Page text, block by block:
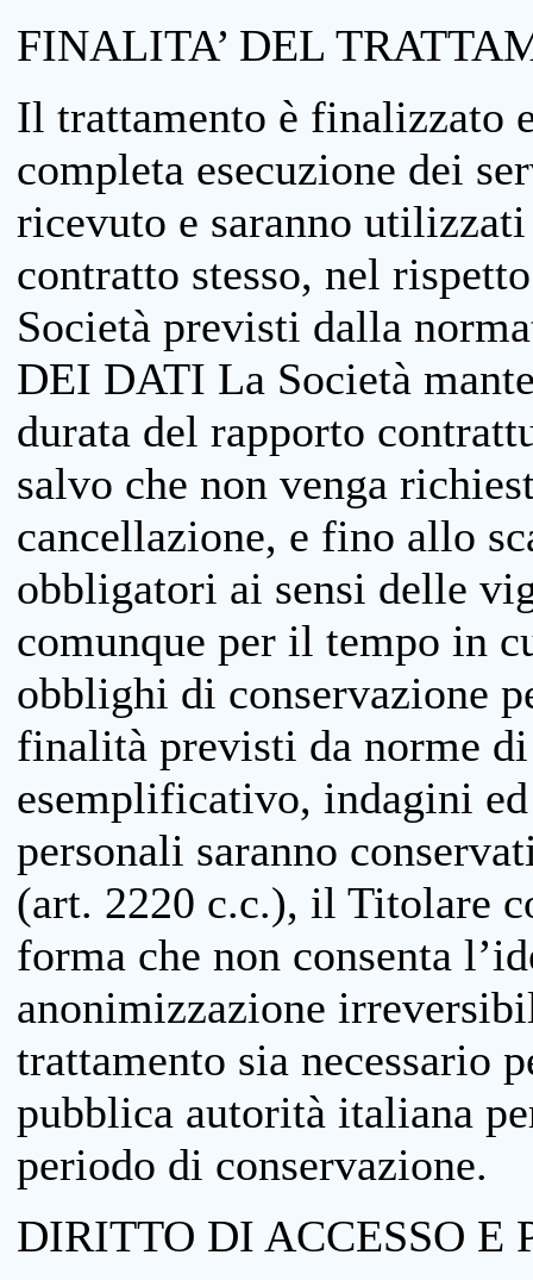
FINALITA’ DEL
Il trattamento è finalizzato
completa esecuzione dei
ricevuto e saranno
contratto stesso, nel
Società previsti dalla
DEI DATI La Società
durata del rapporto
salvo che non venga
cancellazione, e fino allo
obbligatori ai sensi delle
comunque per il tempo in
obblighi di conservazione
finalità previsti da norme
esemplificativo, indagini
personali saranno
(art. 2220 c.c.), il Titolare
forma che non consenta
anonimizzazione
trattamento sia necessario
pubblica autorità italiana
periodo di conservazione.
DIRITTO DI ACCESSO